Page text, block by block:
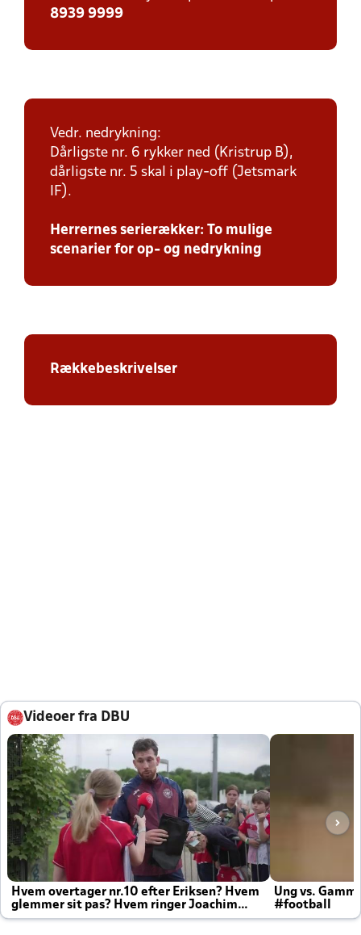
8939 9999
Vedr. nedrykning:
Dårligste nr. 6 rykker ned (Kristrup B),
dårligste nr. 5 skal i play-off (Jetsmark
IF).
Herrernes serierækker: To mulige
scenarier for op- og nedrykning
Rækkebeskrivelser
Videoer fra DBU
Hvem overtager nr.10 efter Eriksen? Hvem
glemmer sit pas? Hvem ringer Joachim
altid til efter kampe?
Ung vs.
#football